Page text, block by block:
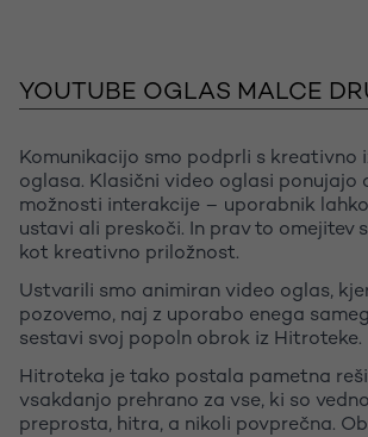
YOUTUBE OGLAS MALCE
Komunikacijo smo podprli s kreativno
oglasa. Klasični video oglasi ponujajo
možnosti interakcije – uporabnik
ustavi ali preskoči. In prav to omejitev
kot kreativno priložnost.
Ustvarili smo animiran video oglas,
pozovemo, naj z uporabo enega
sestavi svoj popoln obrok iz Hitroteke.
Hitroteka je tako postala pametna
vsakdanjo prehrano za vse, ki so
preprosta, hitra, a nikoli povprečna.